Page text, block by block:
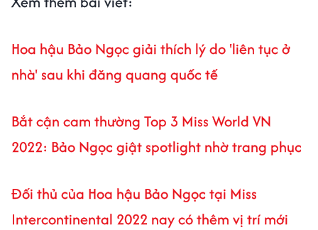
Hoa hậu Bảo Ngọc giải thích lý do 'liên tục ở
nhà' sau khi đăng quang quốc tế
Bắt cận cam thường Top 3 Miss World VN
2022: Bảo Ngọc giật spotlight nhờ trang phục
Đối thủ của Hoa hậu Bảo Ngọc tại Miss
Intercontinental 2022 nay có thêm vị trí mới